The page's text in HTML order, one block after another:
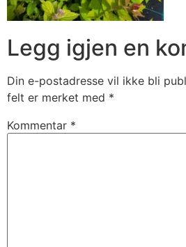
Legg igjen en
Din e-postadresse vil ikke bli
felt er merket med *
Kommentar *